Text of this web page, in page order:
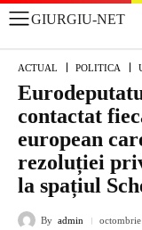
GIURGIU-NET
ACTUAL POLITICA
contactat
european
rezoluției
la spațiul
By admin